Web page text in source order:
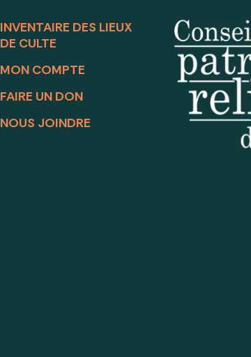
INVENTAIRE DES LIEUX
DE CULTE
MON COMPTE
FAIRE UN DON
NOUS JOINDRE